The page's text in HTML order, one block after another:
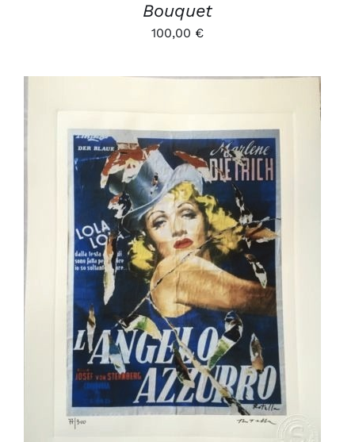
Bouquet
100,00 €
AJOUTER AU PANIER
/
DÉTAILS